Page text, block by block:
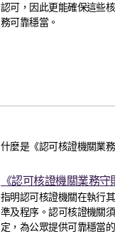
認可，因此更能確保這些
務可靠穩當。
什麼是《認可核證機關業
《認可核證機關業務守
指明認可核證機關在執行
準及程序。認可核證機關
定，為公眾提供可靠穩當